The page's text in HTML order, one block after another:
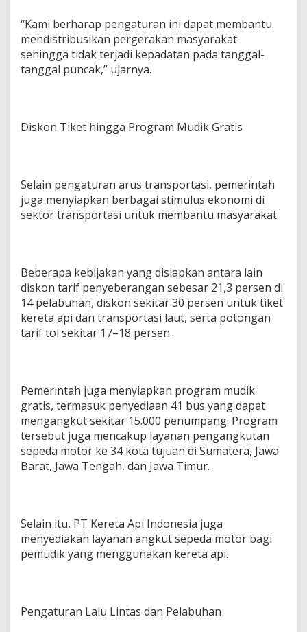
“Kami berharap pengaturan ini dapat membantu
mendistribusikan pergerakan masyarakat
sehingga tidak terjadi kepadatan pada tanggal-
tanggal puncak,” ujarnya.
Diskon Tiket hingga Program Mudik Gratis
Selain pengaturan arus transportasi, pemerintah
juga menyiapkan berbagai stimulus ekonomi di
sektor transportasi untuk membantu masyarakat.
Beberapa kebijakan yang disiapkan antara lain
diskon tarif penyeberangan sebesar 21,3 persen di
14 pelabuhan, diskon sekitar 30 persen untuk tiket
kereta api dan transportasi laut, serta potongan
tarif tol sekitar 17–18 persen.
Pemerintah juga menyiapkan program mudik
gratis, termasuk penyediaan 41 bus yang dapat
mengangkut sekitar 15.000 penumpang. Program
tersebut juga mencakup layanan pengangkutan
sepeda motor ke 34 kota tujuan di Sumatera, Jawa
Barat, Jawa Tengah, dan Jawa Timur.
Selain itu, PT Kereta Api Indonesia juga
menyediakan layanan angkut sepeda motor bagi
pemudik yang menggunakan kereta api.
Pengaturan Lalu Lintas dan Pelabuhan